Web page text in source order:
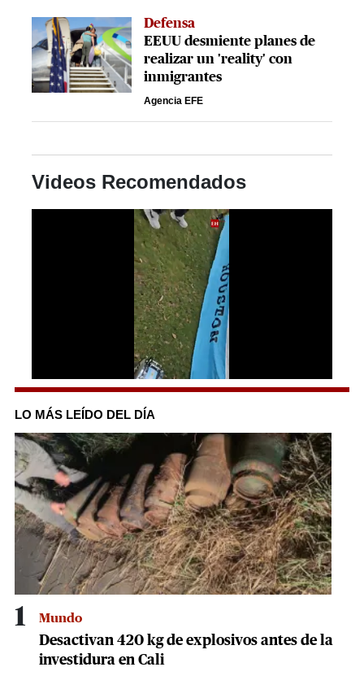
Defensa
EEUU desmiente planes de
realizar un 'reality' con
inmigrantes
Agencia EFE
Videos Recomendados
0
of
34
seconds
LO MÁS LEÍDO DEL DÍA
1 Mundo
Desactivan 420 kg de explosivos antes de la
investidura en Cali